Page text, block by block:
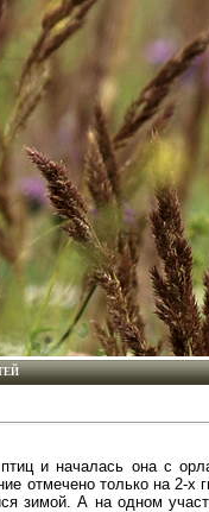
и началась она с
отмечено только на
зимой. А на одном